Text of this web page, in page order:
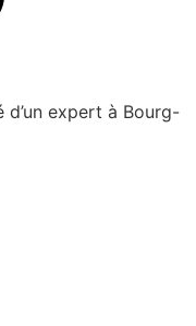
d’un expert à Bourg-